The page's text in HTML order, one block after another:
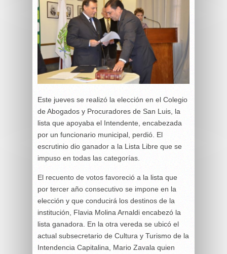
Este jueves se realizó la elección en el Colegio
de Abogados y Procuradores de San Luis, la
lista que apoyaba el Intendente, encabezada
por un funcionario municipal, perdió. El
escrutinio dio ganador a la Lista Libre que se
impuso en todas las categorías.
El recuento de votos favoreció a la lista que
por tercer año consecutivo se impone en la
elección y que conducirá los destinos de la
institución, Flavia Molina Arnaldi encabezó la
lista ganadora. En la otra vereda se ubicó el
actual subsecretario de Cultura y Turismo de la
Intendencia Capitalina, Mario Zavala quien